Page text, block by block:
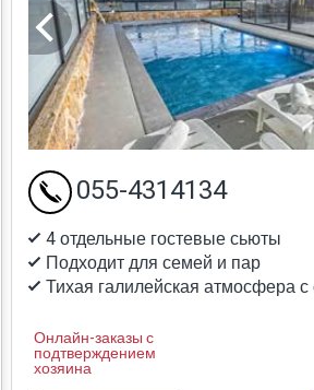
4 отдельные гостевые сьюты
Подходит для семей и пар
Тихая галилейская атмосфера
Онлайн-заказы с
подтверждением
хозяина
055-4314134